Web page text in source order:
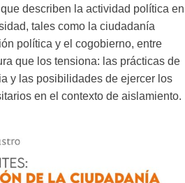
describen la actividad política en
tales como la ciudadanía
política y el cogobierno, entre
que los tensiona: las prácticas de
y las posibilidades de ejercer los
en el contexto de aislamiento.